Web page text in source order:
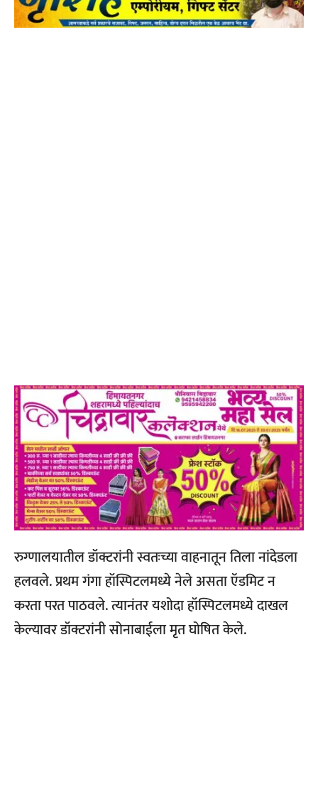
रुग्णालयातील डॉक्टरांनी स्वतःच्या वाहनातून तिला नांदेडला
हलवले. प्रथम गंगा हॉस्पिटलमध्ये नेले असता ऍडमिट न
करता परत पाठवले. त्यानंतर यशोदा हॉस्पिटलमध्ये दाखल
केल्यावर डॉक्टरांनी सोनाबाईला मृत घोषित केले.